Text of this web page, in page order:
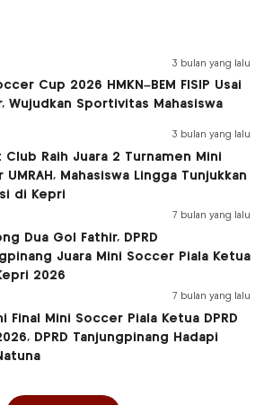
3 bulan yang lalu
Cup 2026 HMKN–BEM FISIP Usai
Wujudkan Sportivitas Mahasiswa
3 bulan yang lalu
Raih Juara 2 Turnamen Mini
UMRAH, Mahasiswa Lingga Tunjukkan
di Kepri
7 bulan yang lalu
Dua Gol Fathir, DPRD
Juara Mini Soccer Piala Ketua
2026
7 bulan yang lalu
Final Mini Soccer Piala Ketua DPRD
DPRD Tanjungpinang Hadapi